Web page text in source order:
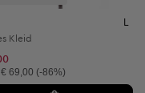
L
Kleid
Preisempfehlung:
€ 69,00 (-86%)